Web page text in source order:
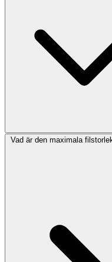
Vad är den maximala